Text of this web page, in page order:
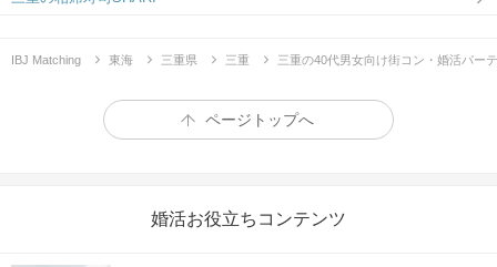
IBJ Matching 東海 三重県 三重 三重の40代男女向け街コン・婚活パー
ページトップへ
婚活お役立ちコンテンツ